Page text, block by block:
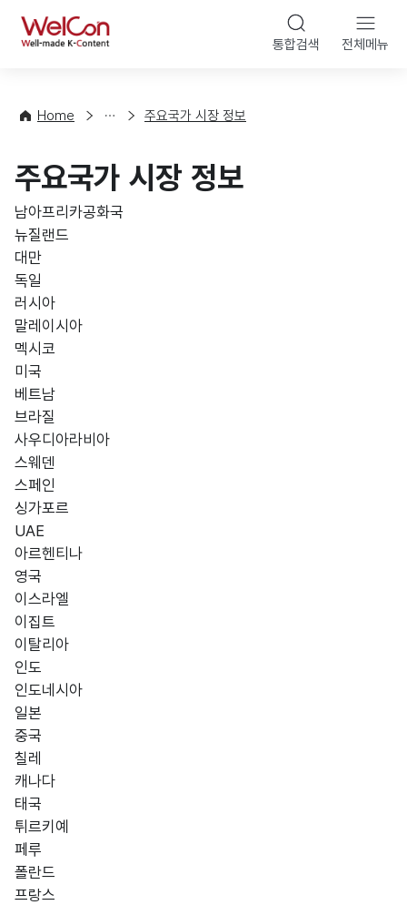
WelCon 통합검색 전체메뉴
Home
향
계
주요국가 시장 정보
주요국가 시장 정보
남아프리카공화국
뉴질랜드
대만
독일
러시아
말레이시아
멕시코
미국
베트남
브라질
사우디아라비아
스웨덴
스페인
싱가포르
UAE
아르헨티나
영국
이스라엘
이집트
이탈리아
인도
인도네시아
일본
중국
칠레
캐나다
태국
튀르키예
페루
폴란드
프랑스